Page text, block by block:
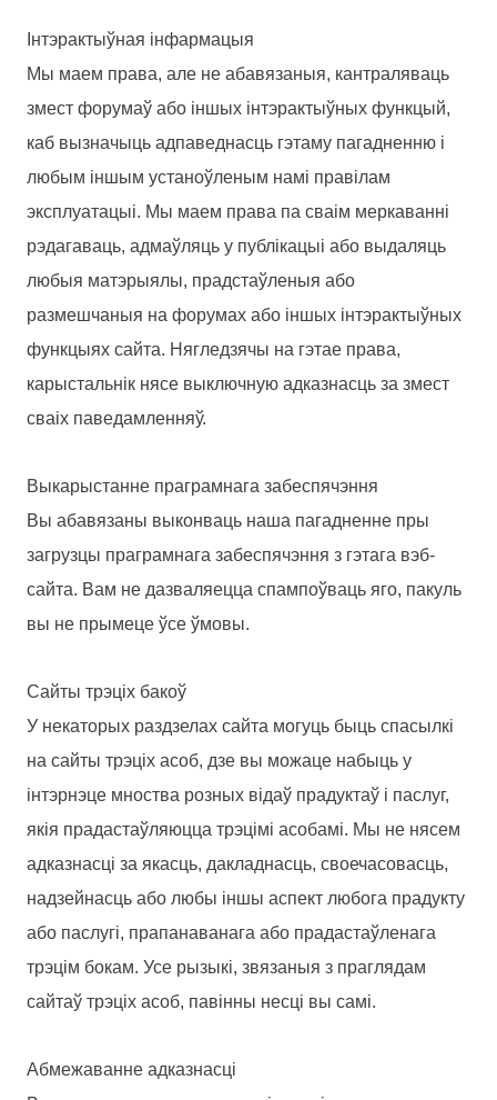
Інтэрактыўная інфармацыя
Мы маем права, але не абавязаныя, кантраляваць
змест форумаў або іншых інтэрактыўных функцый,
каб вызначыць адпаведнасць гэтаму пагадненню і
любым іншым устаноўленым намі правілам
эксплуатацыі. Мы маем права па сваім меркаванні
рэдагаваць, адмаўляць у публікацыі або выдаляць
любыя матэрыялы, прадстаўленыя або
размешчаныя на форумах або іншых інтэрактыўных
функцыях сайта. Нягледзячы на ​​гэтае права,
карыстальнік нясе выключную адказнасць за змест
сваіх паведамленняў.
Выкарыстанне праграмнага забеспячэння
Вы абавязаны выконваць наша пагадненне пры
загрузцы праграмнага забеспячэння з гэтага вэб-
сайта. Вам не дазваляецца спампоўваць яго, пакуль
вы не прымеце ўсе ўмовы.
Сайты трэціх бакоў
У некаторых раздзелах сайта могуць быць спасылкі
на сайты трэціх асоб, дзе вы можаце набыць у
інтэрнэце мноства розных відаў прадуктаў і паслуг,
якія прадастаўляюцца трэцімі асобамі. Мы не нясем
адказнасці за якасць, дакладнасць, своечасовасць,
надзейнасць або любы іншы аспект любога прадукту
або паслугі, прапанаванага або прадастаўленага
трэцім бокам. Усе рызыкі, звязаныя з праглядам
сайтаў трэціх асоб, павінны несці вы самі.
Абмежаванне адказнасці